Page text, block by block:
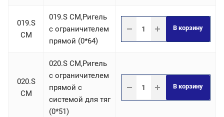
019.S
СM
019.S СM,Ригель
c ограничителем
прямой (0*64)
В корзину
020.S
СM
020.S СM,Ригель
c ограничителем
прямой с
системой для тяг
(0*51)
В корзину